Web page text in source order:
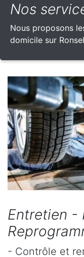
Nos
Nous proposons
domicile sur
Entretien -
- Contrôle et